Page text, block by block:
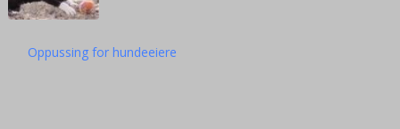
Oppussing for hundeeiere